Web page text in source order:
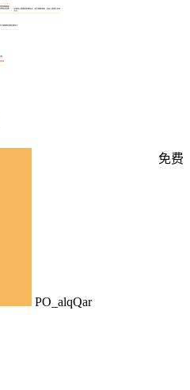
PO_alqQar
免费